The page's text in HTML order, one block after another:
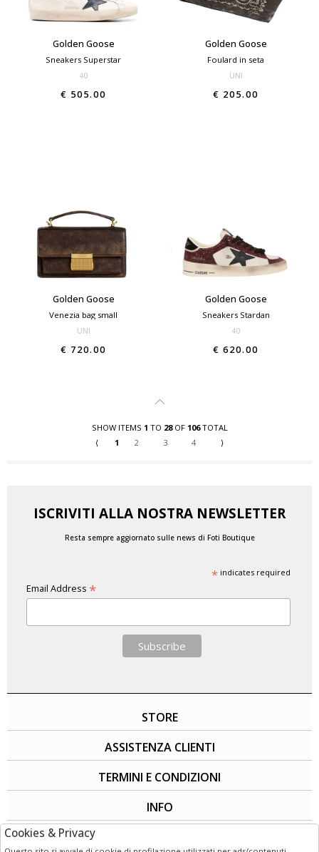
Golden Goose
Sneakers Superstar
40
€ 505.00
Golden Goose
Foulard in seta
UNI
€ 205.00
Golden Goose
Venezia bag small
UNI
€ 720.00
Golden Goose
Sneakers Stardan
40
€ 620.00
SHOW ITEMS 1 TO 28OF 106TOTAL
⟨
1 2 3 4 ⟩
ISCRIVITI ALLA NOSTRA NEWSLETTER
Resta sempre aggiornato sulle news di Foti Boutique
*indicates required
Email Address *
STORE
ASSISTENZA CLIENTI
TERMINI E CONDIZIONI
INFO
Cookies & Privacy